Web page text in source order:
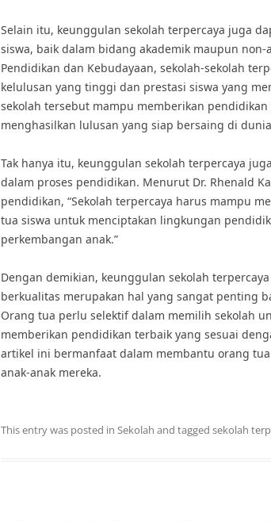
Selain itu, keunggulan sekolah terpercaya juga
siswa, baik dalam bidang akademik maupun
Pendidikan dan Kebudayaan, sekolah-sekolah
kelulusan yang tinggi dan prestasi siswa yang
sekolah tersebut mampu memberikan
menghasilkan lulusan yang siap bersaing di
Tak hanya itu, keunggulan sekolah terpercaya
dalam proses pendidikan. Menurut Dr. Rhenald
pendidikan, “Sekolah terpercaya harus mampu
tua siswa untuk menciptakan lingkungan
perkembangan anak.”
Dengan demikian, keunggulan sekolah
berkualitas merupakan hal yang sangat penting
Orang tua perlu selektif dalam memilih sekolah
memberikan pendidikan terbaik yang sesuai
artikel ini bermanfaat dalam membantu orang
anak-anak mereka.
This entry was posted in Sekolah and tagged sekolah